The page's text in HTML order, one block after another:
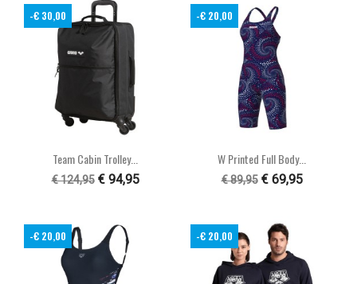
Team Cabin Trolley...
€ 124,95 € 94,95
-€ 30,00
W Printed Full Body...
€ 89,95 € 69,95
-€ 20,00
-€ 20,00 -€ 20,00